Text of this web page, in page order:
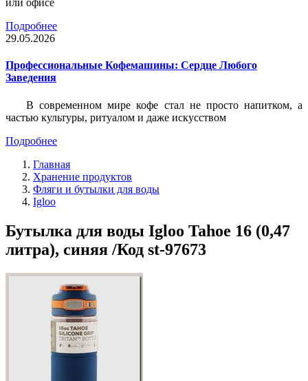
или офисе
Подробнее
29.05.2026
Профессиональные Кофемашины: Сердце Любого
Заведения
В современном мире кофе стал не просто напитком, а
частью культуры, ритуалом и даже искусством
Подробнее
Главная
Хранение продуктов
Фляги и бутылки для воды
Igloo
Бутылка для воды Igloo Tahoe 16 (0,47
литра), синяя /Код st-97673